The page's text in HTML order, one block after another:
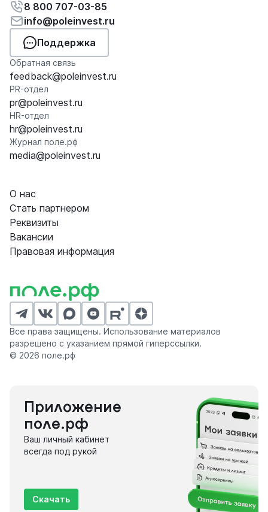
8 800 707-03-85
info@poleinvest.ru
Поддержка
Обратная связь
feedback@poleinvest.ru
PR-отдел
pr@poleinvest.ru
HR-отдел
hr@poleinvest.ru
Журнал поле.рф
media@poleinvest.ru
О нас
Стать партнером
Реквизиты
Вакансии
Правовая информация
Все права защищены. Использование материалов
разрешено с указанием прямой гиперссылки.
© 2026 поле.рф
Приложение
поле.рф
Ваш личный кабинет
всегда под рукой
Скачать